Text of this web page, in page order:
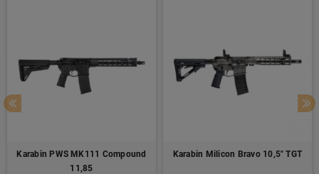
Karabin PWS MK111 Compound
11,85
Karabin Milicon Bravo 10,5" TGT